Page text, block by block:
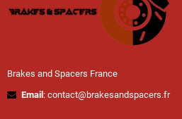
Brakes and Spacers France
Email : contact@brakesandspacers.fr